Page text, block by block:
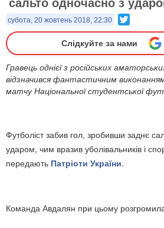
субота, 20 жовтень 2018, 22:30
Слідкуйте за нами
Гравець однієї з російських
відзначився фантастичним
матчу Національної студентської
Футболіст забив гол, зробивши заднє
ударом, чим вразив уболівальників і
передають Патріоти України.
Команда Авдалян при цьому